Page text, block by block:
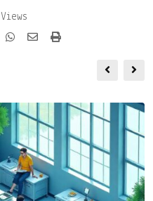
Views
SharePrint